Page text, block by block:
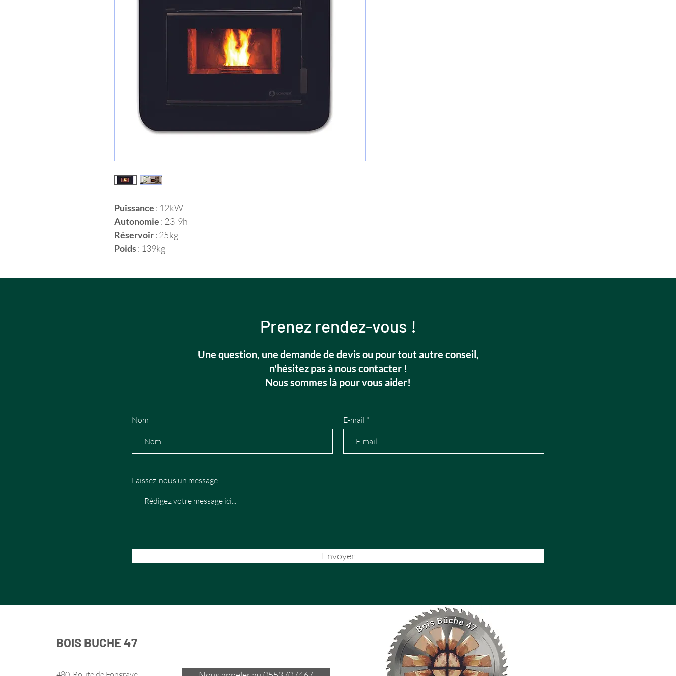
Puissance : 12kW
Autonomie : 23-9h
Réservoir : 25kg
Poids : 139kg
Prenez rendez-vous !
Une question, une demande de devis ou pour tout autre conseil,
n'hésitez pas à nous contacter !
Nous sommes là pour vous aider!
Nom E-mail
Laissez-nous un message...
Envoyer
BOIS BUCHE 47